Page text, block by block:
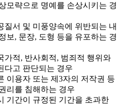
모략으로 명예를 손상시키는 경
질서 및 미풍양속에 위반되는 내
보, 문장, 도형 등을 유포하는 경
가적, 반사회적, 범죄적 행위와
다고 판단되는 경우
이용자 또는 제3자의 저작권 등
리를 침해하는 경우
기간이 규정된 기간을 초과한